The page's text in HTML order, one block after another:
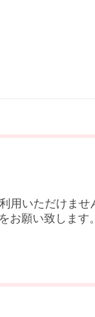
用いただけませ
お願い致します